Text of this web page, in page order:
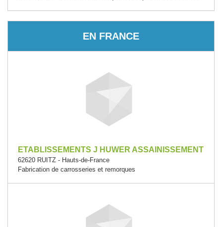
EN FRANCE
ETABLISSEMENTS J HUWER ASSAINISSEMENT
62620 RUITZ - Hauts-de-France
Fabrication de carrosseries et remorques